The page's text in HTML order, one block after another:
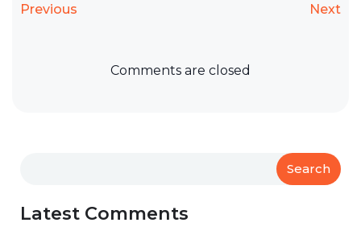
Previous Next
Comments are closed
Search
Latest Comments